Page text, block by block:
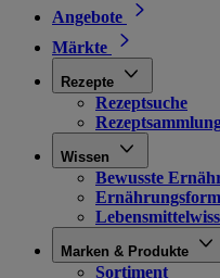
Angebote
Märkte
Rezepte
Rezeptsuche
Wissen
Bewusste
Marken & Produkte
Sortiment